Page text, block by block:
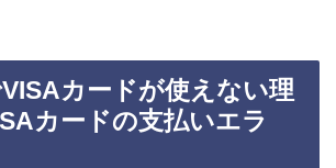
カードが使えない理
カードの支払いエラ